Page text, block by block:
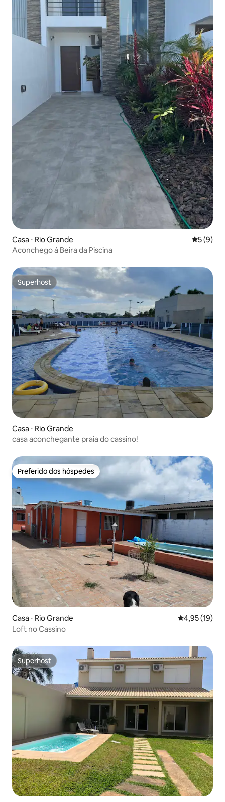
Casa ⋅ Rio Grande 5 de
5 (9)
Aconchego á Beira da Piscina
Superhost
Superhost
Casa ⋅ Rio Grande
casa aconchegante praia do cassino!
Preferido dos hóspedes
Preferido dos hóspedes
Casa ⋅ Rio Grande 4,95 de uma
4,95 (19)
Loft no Cassino
Superhost
Superhost